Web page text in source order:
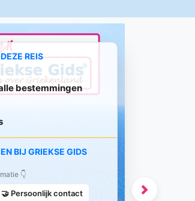
Next
REIS
bestemmingen
BIJ GRIEKSE GIDS
👇
🤝 Persoonlijk contact